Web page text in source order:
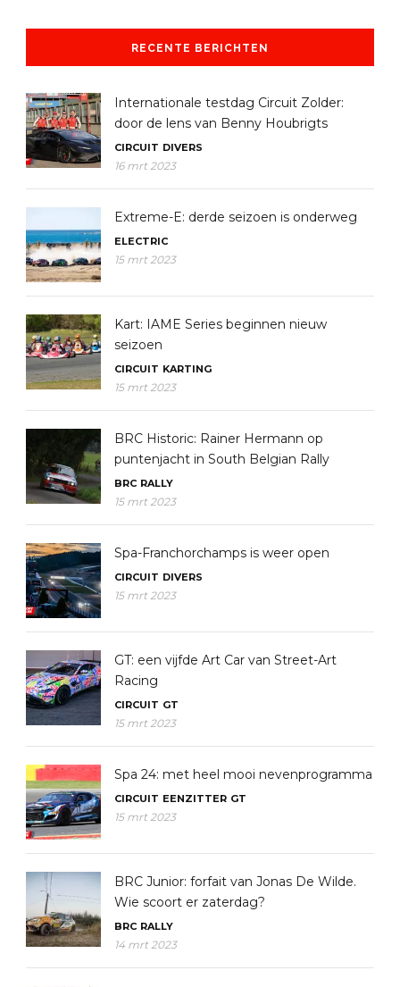
RECENTE BERICHTEN
Internationale testdag Circuit Zolder:
door de lens van Benny Houbrigts
CIRCUIT DIVERS
16 mrt 2023
Extreme-E: derde seizoen is onderweg
ELECTRIC
15 mrt 2023
Kart: IAME Series beginnen nieuw
seizoen
CIRCUIT KARTING
15 mrt 2023
BRC Historic: Rainer Hermann op
puntenjacht in South Belgian Rally
BRC RALLY
15 mrt 2023
Spa-Franchorchamps is weer open
CIRCUIT DIVERS
15 mrt 2023
GT: een vijfde Art Car van Street-Art
Racing
CIRCUIT GT
15 mrt 2023
Spa 24: met heel mooi nevenprogramma
CIRCUIT EENZITTER GT
15 mrt 2023
BRC Junior: forfait van Jonas De Wilde.
Wie scoort er zaterdag?
BRC RALLY
14 mrt 2023